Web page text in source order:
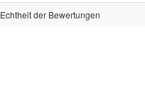
Echtheit der Bewertungen